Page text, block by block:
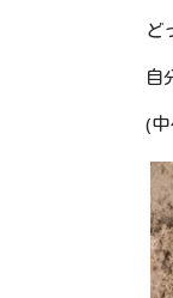
ど
自
(中